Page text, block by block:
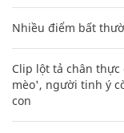
Nhiều điểm bất
Clip lột tả chân
mèo', người tinh ý
con